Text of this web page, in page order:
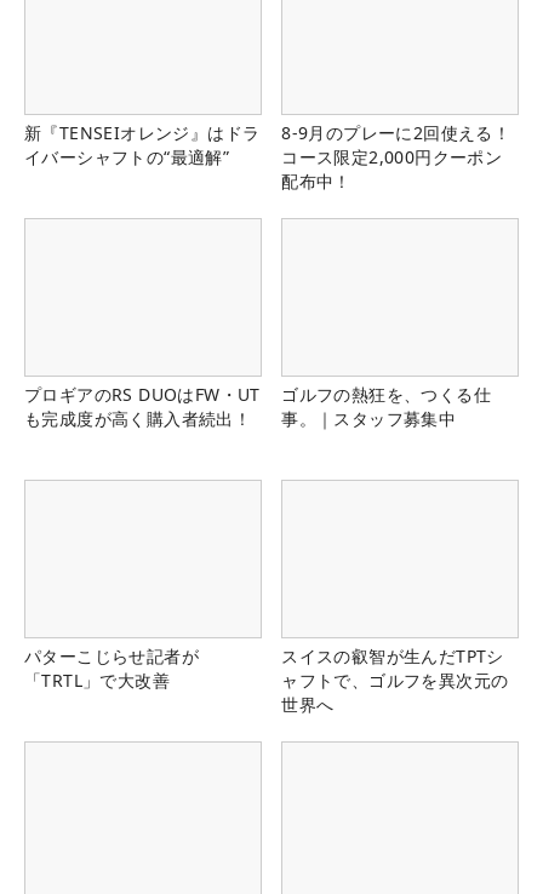
新『TENSEIオレンジ』はドラ
イバーシャフトの“最適解”
8-9月のプレーに2回使える！
コース限定2,000円クーポン
配布中！
プロギアのRS DUOはFW・UT
も完成度が高く購入者続出！
ゴルフの熱狂を、つくる仕
事。｜スタッフ募集中
パターこじらせ記者が
「TRTL」で大改善
スイスの叡智が生んだTPTシ
ャフトで、ゴルフを異次元の
世界へ